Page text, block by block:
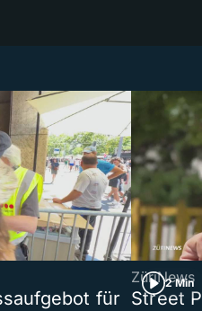
für
2 Min
ZüriNews
Street